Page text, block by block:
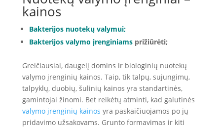
kainos
Bakterijos nuotekų valymui;
Bakterijos valymo įrenginiams prižiūrėti;
Greičiausiai, daugelį domins ir biologinių nuotekų
valymo įrenginių kainos. Taip, tik talpų, sujungimų,
talpyklų, duobių, šulinių kainos yra standartinės,
gamintojai žinomi. Bet reikėtų atminti, kad galutinės
valymo įrenginių kainos yra paskaičiuojamos po jų
pridavimo užsakovams. Grunto formavimas ir kiti